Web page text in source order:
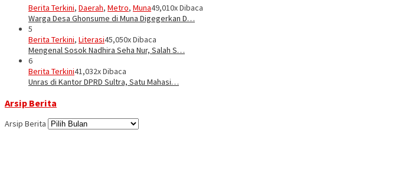
Berita Terkini, Daerah, Metro, Muna49,010x Dibaca
Warga Desa Ghonsume di Muna Digegerkan D…
5
Berita Terkini, Literasi45,050x Dibaca
Mengenal Sosok Nadhira Seha Nur, Salah S…
6
Berita Terkini41,032x Dibaca
Unras di Kantor DPRD Sultra, Satu Mahasi…
Arsip Berita
Arsip Berita